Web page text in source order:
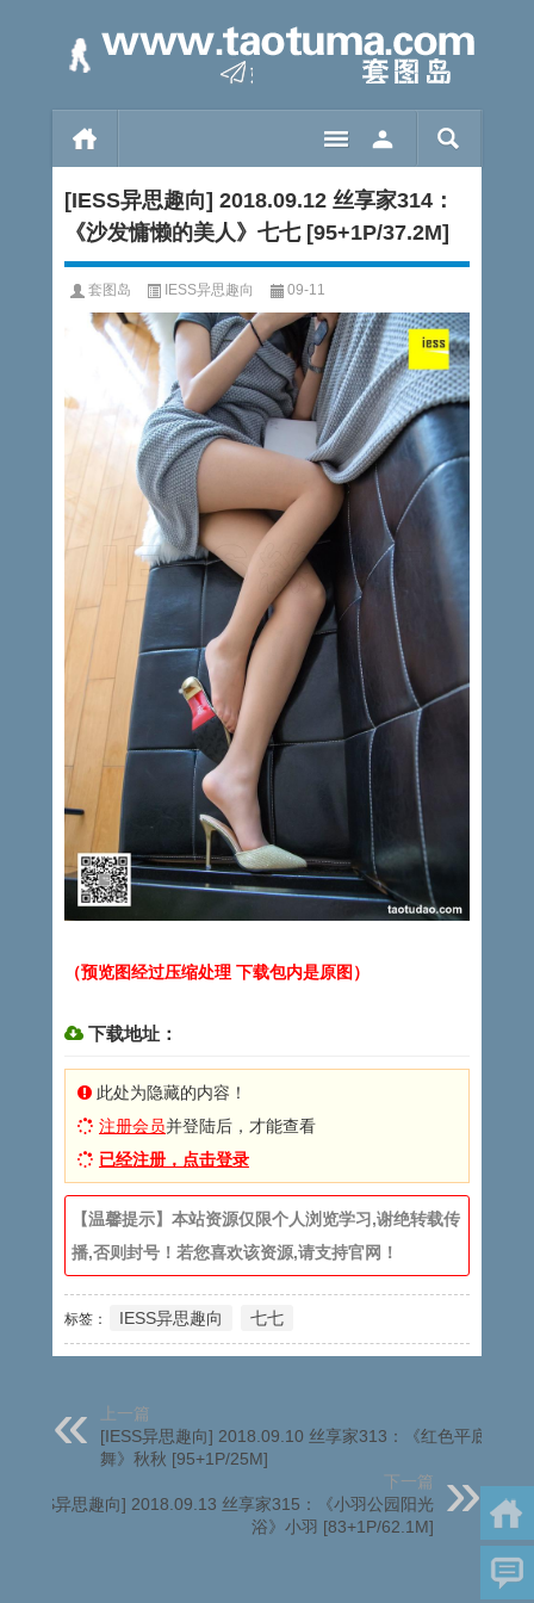
[IESS异思趣向] 2018.09.12 丝享家314：
《沙发慵懒的美人》七七 [95+1P/37.2M]
套图岛 IESS异思趣向 09-11
（预览图经过压缩处理 下载包内是原图）
下载地址：
此处为隐藏的内容！
注册会员并登陆后，才能查看
已经注册，点击登录
【温馨提示】本站资源仅限个人浏览学习,谢绝转载传
播,否则封号！若您喜欢该资源,请支持官网！
标签： IESS异思趣向 七七
上一篇
[IESS异思趣向] 2018.09.10 丝享家313：《红色平底鞋之
舞》秋秋 [95+1P/25M]
下一篇
[IESS异思趣向] 2018.09.13 丝享家315：《小羽公园阳光
浴》小羽 [83+1P/62.1M]